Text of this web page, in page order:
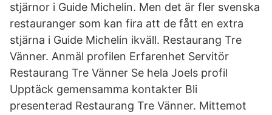
stjärnor i Guide Michelin. Men det är fler svenska
restauranger som kan fira att de fått en extra
stjärna i Guide Michelin ikväll. Restaurang Tre
Vänner. Anmäl profilen Erfarenhet Servitör
Restaurang Tre Vänner Se hela Joels profil
Upptäck gemensamma kontakter Bli
presenterad Restaurang Tre Vänner. Mittemot